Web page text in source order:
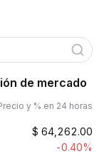
de mercado
y % en 24 horas
$ 64,262.00
-0.40%